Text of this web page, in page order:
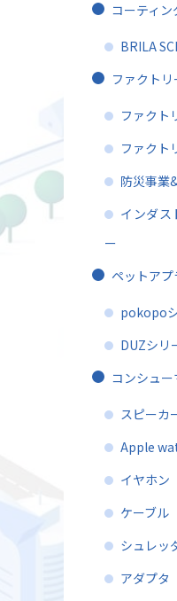
コーティ
BRILA
ファクト
ファクト
ファクト
防災事業
インダス
ー
ペットア
pokopo
DUZシリ
コンシュ
スピーカ
Apple
イヤホン
ケーブル
シュレッ
アダプタ